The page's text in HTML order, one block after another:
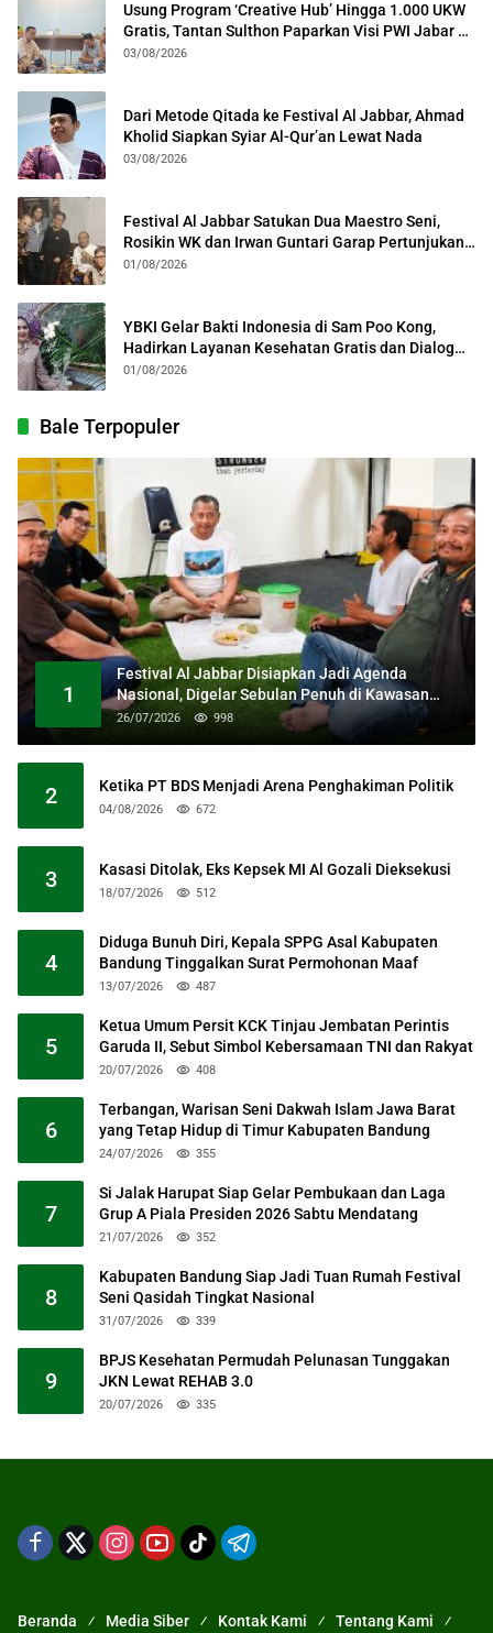
Usung Program ‘Creative Hub’ Hingga 1.000 UKW
Gratis, Tantan Sulthon Paparkan Visi PWI Jabar di
Kota Bogor
03/08/2026
Dari Metode Qitada ke Festival Al Jabbar, Ahmad
Kholid Siapkan Syiar Al-Qur’an Lewat Nada
03/08/2026
Festival Al Jabbar Satukan Dua Maestro Seni,
Rosikin WK dan Irwan Guntari Garap Pertunjukan
Kolosal
01/08/2026
YBKI Gelar Bakti Indonesia di Sam Poo Kong,
Hadirkan Layanan Kesehatan Gratis dan Dialog
Kebangsaan
01/08/2026
Bale Terpopuler
1
Festival Al Jabbar Disiapkan Jadi Agenda
Nasional, Digelar Sebulan Penuh di Kawasan
Masjid Raya Al Jabbar
26/07/2026 998
2 Ketika PT BDS Menjadi Arena Penghakiman Politik
04/08/2026 672
3 Kasasi Ditolak, Eks Kepsek MI Al Gozali Dieksekusi
18/07/2026 512
4
Diduga Bunuh Diri, Kepala SPPG Asal Kabupaten
Bandung Tinggalkan Surat Permohonan Maaf
13/07/2026 487
5
Ketua Umum Persit KCK Tinjau Jembatan Perintis
Garuda II, Sebut Simbol Kebersamaan TNI dan Rakyat
20/07/2026 408
6
Terbangan, Warisan Seni Dakwah Islam Jawa Barat
yang Tetap Hidup di Timur Kabupaten Bandung
24/07/2026 355
7
Si Jalak Harupat Siap Gelar Pembukaan dan Laga
Grup A Piala Presiden 2026 Sabtu Mendatang
21/07/2026 352
8
Kabupaten Bandung Siap Jadi Tuan Rumah Festival
Seni Qasidah Tingkat Nasional
31/07/2026 339
9
BPJS Kesehatan Permudah Pelunasan Tunggakan
JKN Lewat REHAB 3.0
20/07/2026 335
Beranda Media Siber Kontak Kami Tentang Kami